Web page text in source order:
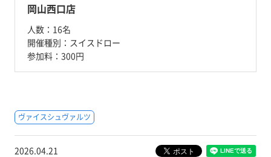
岡山西口店
人数： 16名
開催種別： スイスドロー
参加料： 300円
ヴァイスシュヴァルツ
2026.04.21